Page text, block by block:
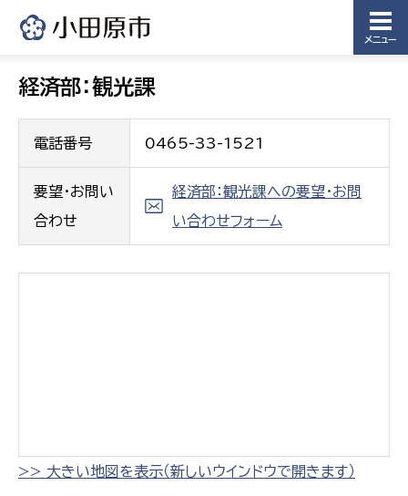
メニュー
経済部：観光課
電話番号 0465-33-1521
要望・お問い
合わせ
経済部：観光課への要望・お問
い合わせフォーム
>> 大きい地図を表示（新しいウインドウで開きます）